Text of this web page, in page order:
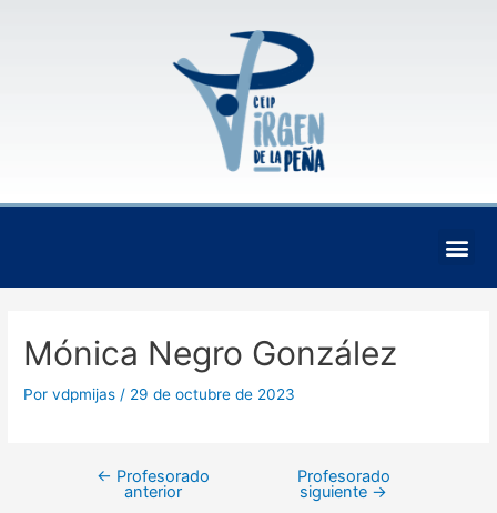
Mónica Negro González
Porvdpmijas / 29 de octubre de 2023
← Profesorado
anterior
Profesorado
siguiente →